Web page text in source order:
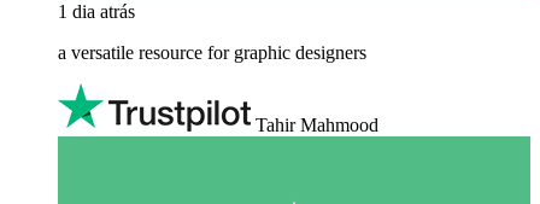
1 dia atrás
a versatile resource for graphic designers
Tahir Mahmood